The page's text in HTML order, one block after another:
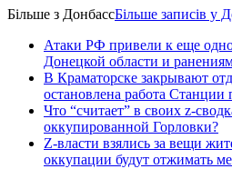
Більше з ДонбассБільше записів у
Атаки РФ привели к еще
Донецкой области и
В Краматорске закрывают
остановлена работа Станции
Что “считает” в своих z-
оккупированной Горловки?
Z-власти взялись за вещи
оккупации будут отжимать